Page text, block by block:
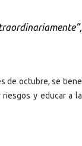
de octubre, se tiene
y educar a la